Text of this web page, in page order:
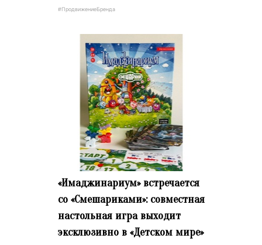
#ПродвижениеБренда
«Имаджинариум» встречается
со «Смешариками»: совместная
настольная игра выходит
эксклюзивно в «Детском мире»